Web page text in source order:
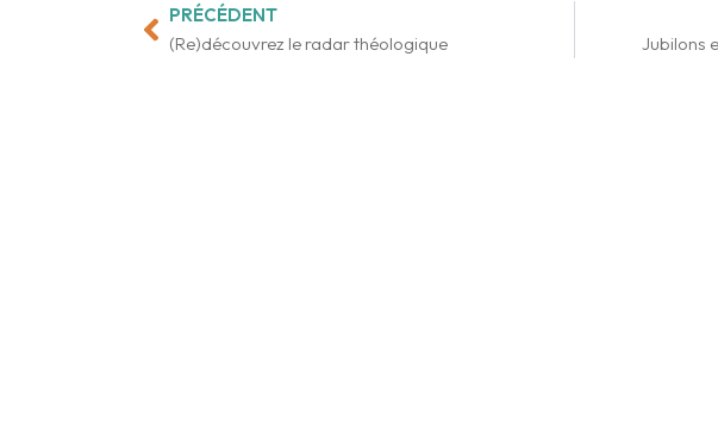
Précédent
PRÉCÉDENT
(Re)découvrez le radar théologique
Jubilons